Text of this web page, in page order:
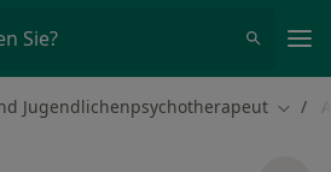
Sie?
Jugendlichenpsychotherapeut Stadt